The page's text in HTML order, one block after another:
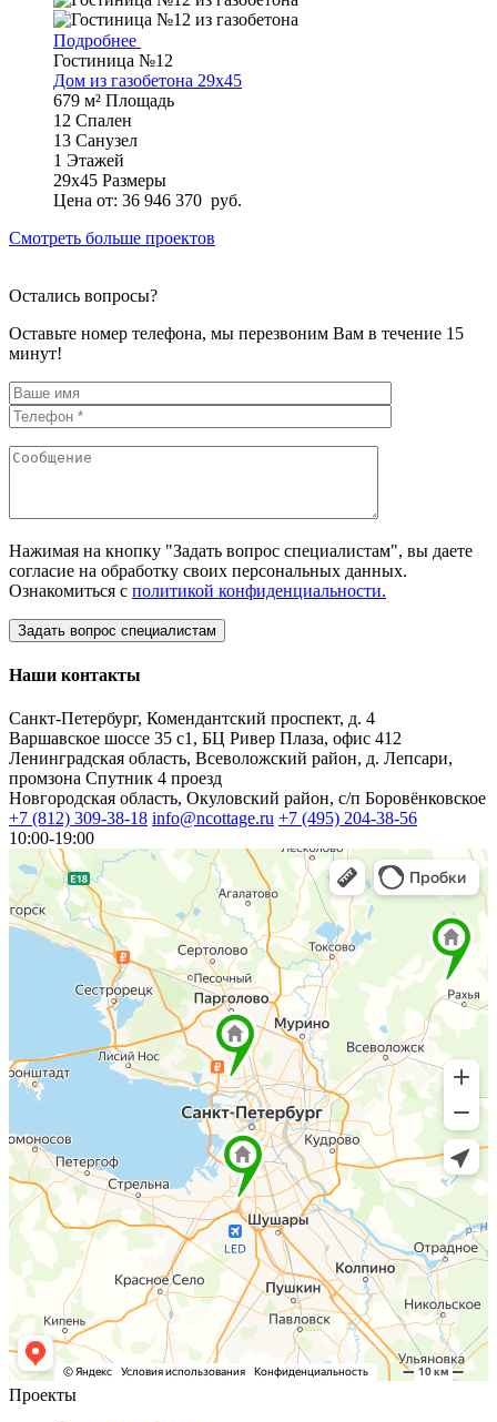
Подробнее
Гостиница №12
Дом из газобетона 29х45
679 м² Площадь
12 Спален
13 Санузел
1 Этажей
29х45 Размеры
Цена от: 36 946 370 руб.
Смотреть больше проектов
Остались вопросы?
Оставьте номер телефона, мы перезвоним Вам в течение 15
минут!
Нажимая на кнопку "Задать вопрос специалистам", вы даете
согласие на обработку своих персональных данных.
Ознакомиться с политикой конфиденциальности.
Наши контакты
Санкт-Петербург, Комендантский проспект, д. 4
Варшавское шоссе 35 с1, БЦ Ривер Плаза, офис 412
Ленинградская область, Всеволожский район, д. Лепсари,
промзона Спутник 4 проезд
Новгородская область, Окуловский район, с/п Боровёнковское
+7 (812) 309-38-18 info@ncottage.ru +7 (495) 204-38-56
10:00-19:00
Проекты